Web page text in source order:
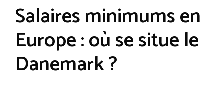
Salaires minimums en
Europe : où se situe le
Danemark ?